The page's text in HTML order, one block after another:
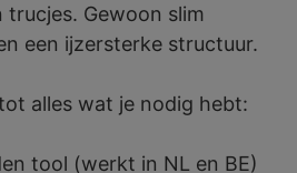
trucjes. Gewoon slim
een ijzersterke structuur.
alles wat je nodig hebt:
tool (werkt in NL en BE)